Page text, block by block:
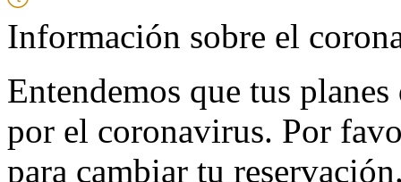
Información sobre el
Entendemos que tus
por el coronavirus. Por
para cambiar tu